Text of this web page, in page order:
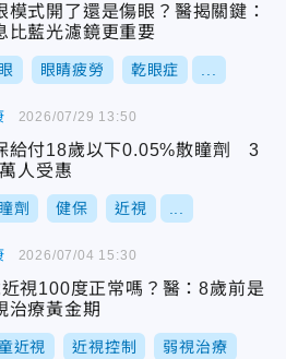
模式開了還是傷眼？醫揭關鍵：
比藍光濾鏡更重要
眼睛疲勞 乾眼症
給付18歲以下0.05%散瞳劑 3
人受惠
劑 健保 近視
2026/07/29 13:50
視100度正常嗎？醫：8歲前是
治療黃金期
近視 近視控制 弱視治療
2026/07/04 15:30